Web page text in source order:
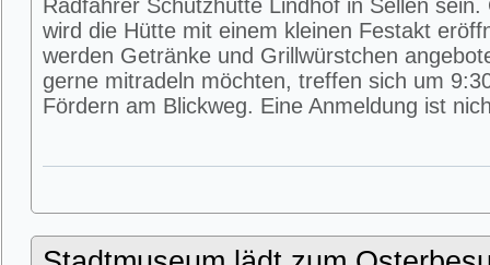
Radfahrer Schutzhütte Lindhof in Sellen sein.
wird die Hütte mit einem kleinen Festakt
werden Getränke und Grillwürstchen
gerne mitradeln möchten, treffen sich um
Fördern am Blickweg. Eine Anmeldung ist